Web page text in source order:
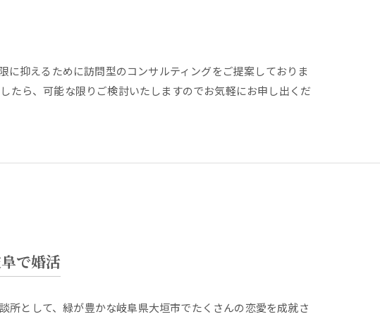
抑えるために訪問型のコンサルティングをご提案しておりま
たら、可能な限りご検討いたしますのでお気軽にお申し出くだ
で婚活
所として、緑が豊かな岐阜県大垣市でたくさんの恋愛を成就さ